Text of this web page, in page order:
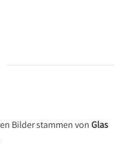
Bilder stammen vonGlas